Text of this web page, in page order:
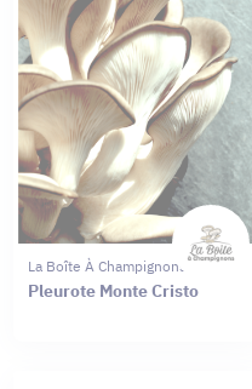
La Boîte À Champignons
Pleurote Monte Cristo